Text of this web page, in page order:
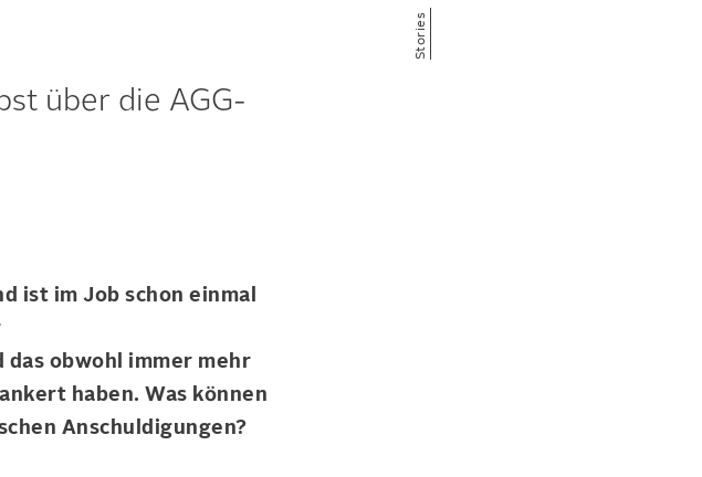
über die AGG-
ist im Job schon einmal
obwohl immer mehr
haben. Was können
Anschuldigungen?
Stories